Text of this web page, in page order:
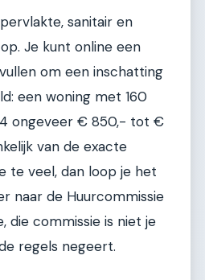
sanitair en
Je kunt online een
om een inschatting
een woning met 160
ongeveer € 850,- tot €
van de exacte
te veel, dan loop je het
naar de Huurcommissie
die commissie is niet je
regels negeert.